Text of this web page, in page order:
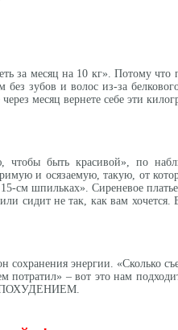
за месяц на 10 кг». Потому
зубов и волос из-за
месяц вернете себе эти
быть красивой», по
и осязаемую, такую, от
см шпильках». Сиреневое
сидит не так, как вам
сохранения энергии. «Сколько
– вот это нам
ПОХУДЕНИЕМ.